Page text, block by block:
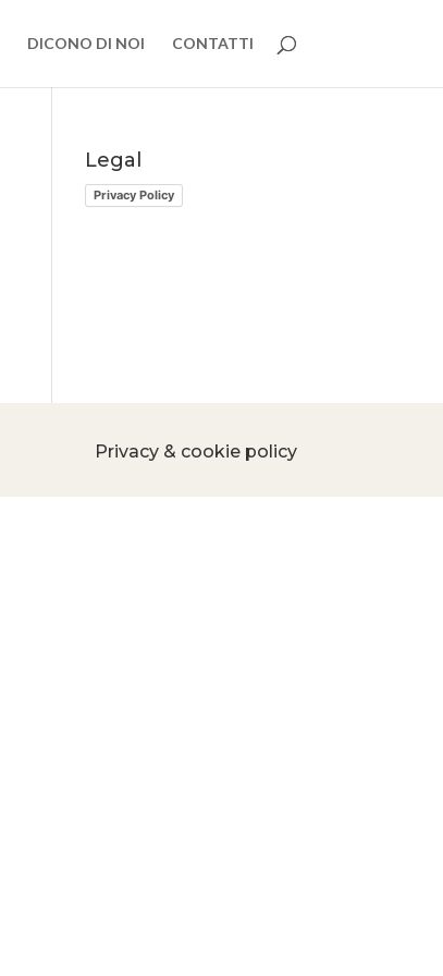
DICONO DI NOI CONTATTI
Legal
Privacy Policy
Privacy & cookie policy